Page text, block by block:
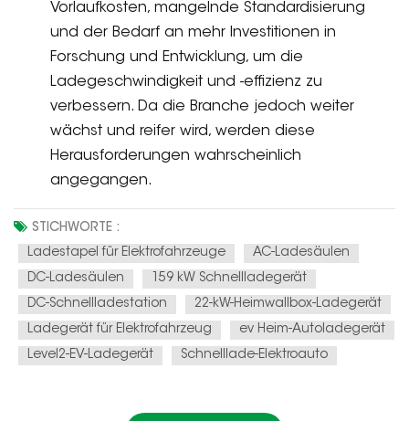
Vorlaufkosten, mangelnde Standardisierung
und der Bedarf an mehr Investitionen in
Forschung und Entwicklung, um die
Ladegeschwindigkeit und -effizienz zu
verbessern. Da die Branche jedoch weiter
wächst und reifer wird, werden diese
Herausforderungen wahrscheinlich
angegangen.
STICHWORTE :
Ladestapel für Elektrofahrzeuge
AC-Ladesäulen
DC-Ladesäulen
159 kW Schnellladegerät
DC-Schnellladestation
22-kW-Heimwallbox-Ladegerät
Ladegerät für Elektrofahrzeug
ev Heim-Autoladegerät
Level2-EV-Ladegerät
Schnelllade-Elektroauto